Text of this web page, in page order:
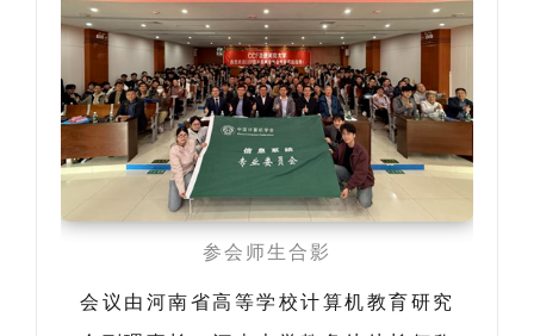
参会师生合影
会议由河南省高等学校计算机教育研究